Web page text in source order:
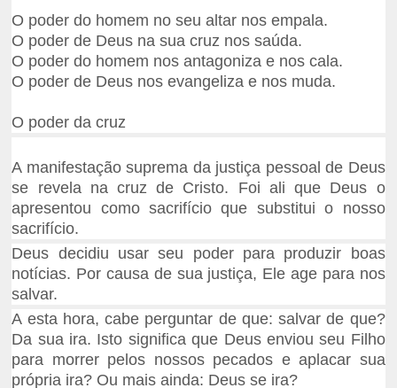
O poder do homem no seu altar nos empala.
O poder de Deus na sua cruz nos saúda.
O poder do homem nos antagoniza e nos cala.
O poder de Deus nos evangeliza e nos muda.
O poder da cruz
A manifestação suprema da justiça pessoal de Deus
se revela na cruz de Cristo. Foi ali que Deus o
apresentou como sacrifício que substitui o nosso
sacrifício.
Deus decidiu usar seu poder para produzir boas
notícias. Por causa de sua justiça, Ele age para nos
salvar.
A esta hora, cabe perguntar de que: salvar de que?
Da sua ira. Isto significa que Deus enviou seu Filho
para morrer pelos nossos pecados e aplacar sua
própria ira? Ou mais ainda: Deus se ira?